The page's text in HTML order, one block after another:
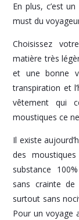
En plus, c’est
must du
Choisissez
matière très
et une bonne
transpiration et
vêtement qui
moustiques ce
Il existe
des
substance
sans crainte
surtout sans
Pour un voyage